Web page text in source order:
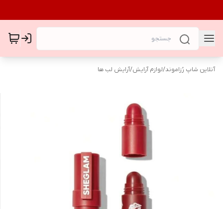
آنلاین شاپ رُزاموند/لوازم آرایش/آرایش لب ها